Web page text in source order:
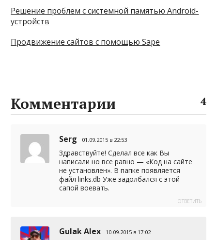
Решение проблем с системной памятью Android-
устройств
Продвижение сайтов с помощью Sape
Комментарии 4
Serg 01.09.2015 в 22:53
Здравствуйте! Сделал все как Вы
написали но все равно — «Код на сайте
не установлен». В папке появляется
файл links.db Уже задолбался с этой
сапой воевать.
ОТВЕТИТЬ
Gulak Alex 10.09.2015 в 17:02